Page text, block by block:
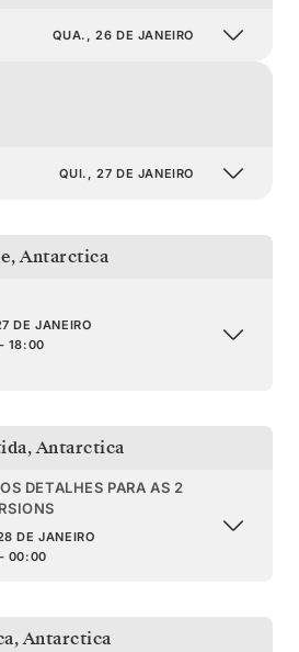
QUA., 26 DE JANEIRO
QUI., 27 DE JANEIRO
,Antarctica
DE JANEIRO
18:00
,Antarctica
DETALHES PARA AS 2
DE JANEIRO
00:00
,Antarctica